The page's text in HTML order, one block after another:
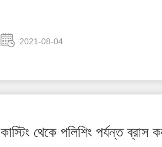
2021-08-04
কাস্টিং থেকে পলিশিং পর্যন্ত ব্রাস